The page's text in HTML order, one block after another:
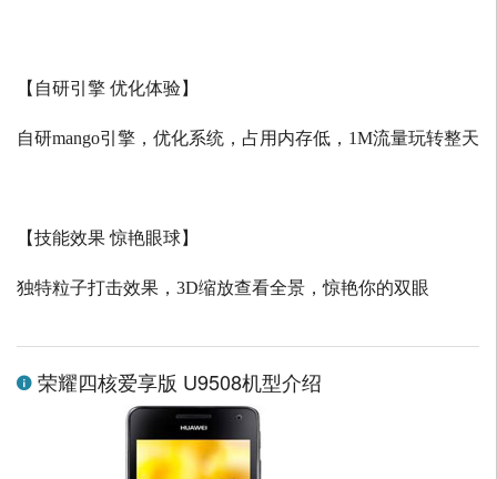
【自研引擎 优化体验】
自研mango引擎，优化系统，占用内存低， 1M流量玩转整天
【技能效果 惊艳眼球】
独特粒子打击效果， 3D缩放查看全景，惊艳你的双眼
荣耀四核爱享版 U9508机型介绍